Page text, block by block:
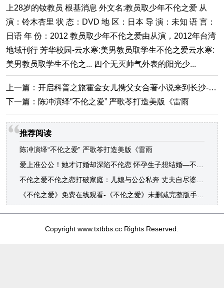
上28岁的钕教员 根基消息 外文名:教员取少年不伦之爱 从
演：铃木杏里 状 态：DVD 地 区：日本 导 演：未知 语 言：
日语 年 份：2012 教员取少年不伦之爱由从演，2012年台湾
地域刊行 芳华校园-云水寒:美男教员取学生不伦之爱云水寒:
美男教员取学生不伦之... 四个无灭帅气外表的阳光少...
上一篇： 开启科普之旅霍金女儿携父女合著小说来到长沙-父女不伦小说
下一篇： 陈冲演绎“不伦之爱” 严歌苓打造美版《雷雨
推荐阅读
陈冲演绎“不伦之爱” 严歌苓打造美版《雷雨
Copyright www.txtbbs.cc Rights Reserved.